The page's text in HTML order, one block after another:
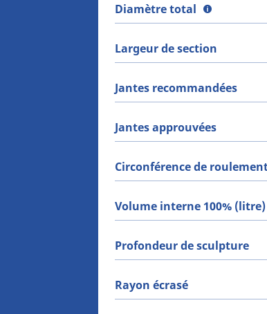
Diamètre total
Largeur de section
Jantes recommandées
Jantes approuvées
Circonférence de
Volume interne 100% (litre)
Profondeur de sculpture
Rayon écrasé